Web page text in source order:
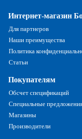
Интернет-магазин
Для партнеров
Наши преимущества
Политика
Статьи
Покупателям
Обсчет спецификаций
Специальные
Магазины
Производители